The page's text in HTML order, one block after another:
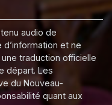
audio de
d’information et ne
traduction officielle
départ. Les
du Nouveau-
quant aux